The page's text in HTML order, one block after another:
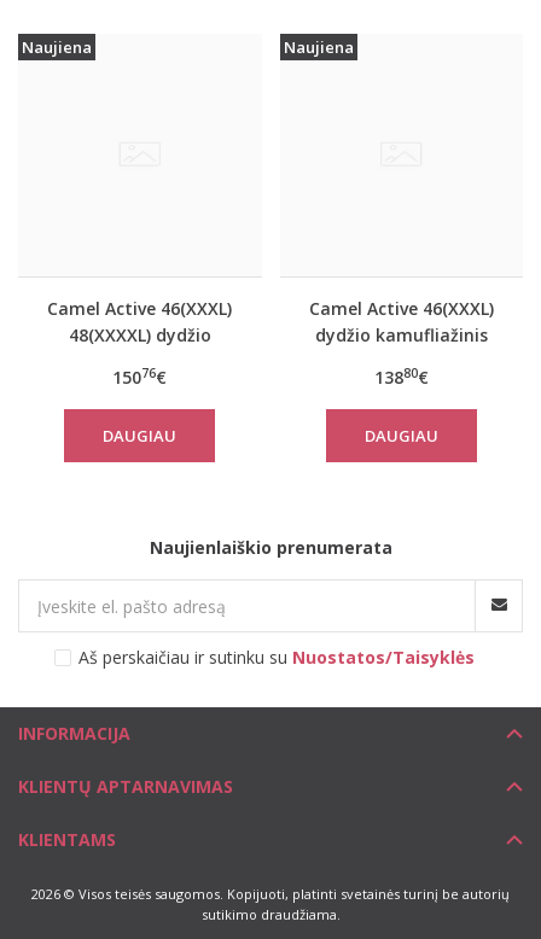
Naujiena
Camel Active 46(XXXL)
48(XXXXL) dydžio
spalvos moteriškas
paltas 310760
15076€
DAUGIAU
Naujiena
Camel Active 46(XXXL)
dydžio kamufliažinis
310780
13880€
DAUGIAU
Naujienlaiškio prenumerata
Aš perskaičiau ir sutinku su Nuostatos/Taisyklės
INFORMACIJA
KLIENTŲ APTARNAVIMAS
KLIENTAMS
2026 © Visos teisės saugomos. Kopijuoti, platinti svetainės turinį be autorių
sutikimo draudžiama.